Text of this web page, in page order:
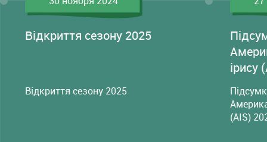
Відкриття сезону 2025
Відкриття сезону 2025
ірису
(AIS)